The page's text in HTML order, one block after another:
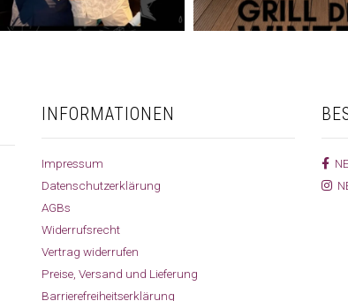
INFORMATIONEN
Impressum
Datenschutzerklärung
AGBs
Widerrufsrecht
Vertrag widerrufen
Preise, Versand und Lieferung
Barrierefreiheitserklärung